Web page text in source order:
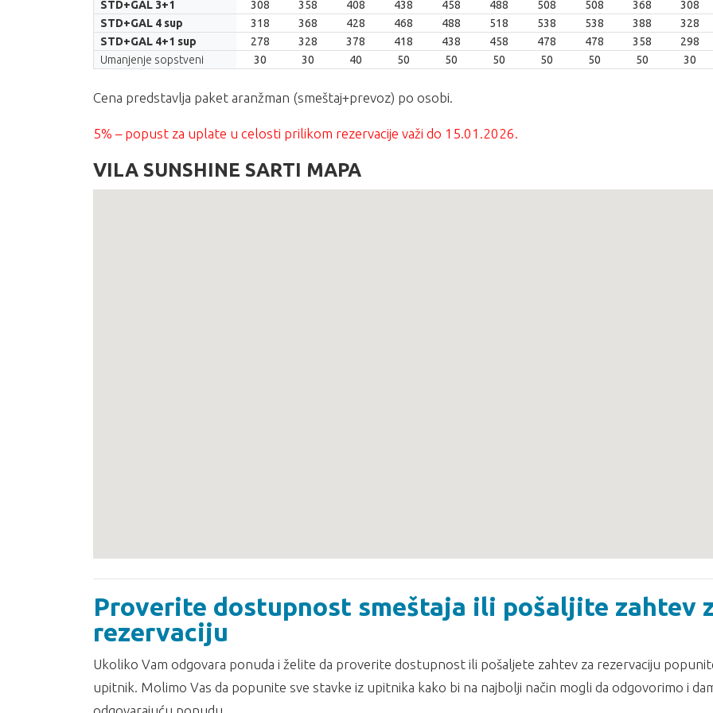
STD+GAL 3+1
308 358 408 438 458 488 508 508 368
308
STD+GAL 4 sup
318 368 428 468 488 518 538 538 388
328
STD+GAL 4+1 sup
278 328 378 418 438 458 478 478 358
298
Umanjenje sopstveni
30 30 40 50 50 50 50 50 50 30
Cena predstavlja paket aranžman (smeštaj+prevoz) po osobi.
5% – popust za uplate u celosti prilikom rezervacije važi do 15.01.2026.
VILA SUNSHINE SARTI MAPA
Proverite dostupnost smeštaja ili pošaljite zahtev
rezervaciju
Ukoliko Vam odgovara ponuda i želite da proverite dostupnost ili pošaljete zahtev za rezervaciju
upitnik. Molimo Vas da popunite sve stavke iz upitnika kako bi na najbolji način mogli da odgovorimo i